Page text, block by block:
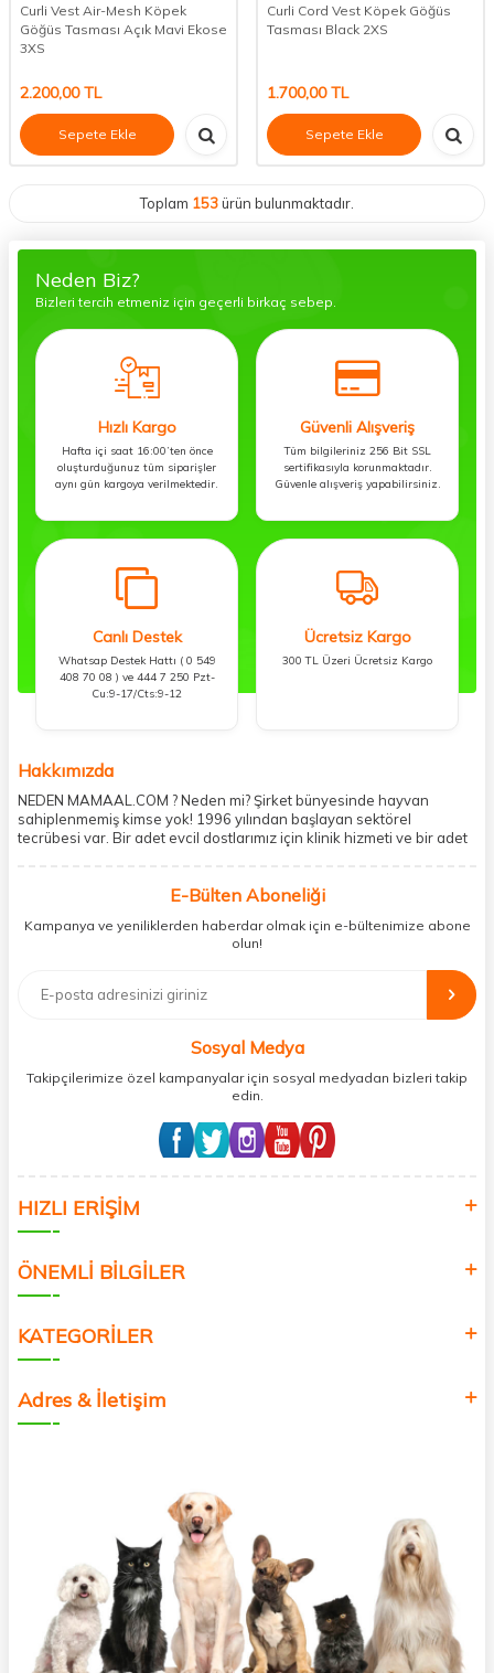
Curli Vest Air-Mesh Köpek
Göğüs Tasması Açık Mavi Ekose
3XS
2.200,00TL
Sepete Ekle
Curli Cord Vest Köpek Göğüs
Tasması Black 2XS
1.700,00TL
Sepete Ekle
Toplam 153ürün bulunmaktadır.
Neden Biz?
Bizleri tercih etmeniz için geçerli birkaç sebep.
Hızlı Kargo
Hafta içi saat 16:00’ten önce
oluşturduğunuz tüm siparişler
aynı gün kargoya verilmektedir.
Güvenli Alışveriş
Tüm bilgileriniz 256 Bit SSL
sertifikasıyla korunmaktadır.
Güvenle alışveriş yapabilirsiniz.
Canlı Destek
Whatsap Destek Hattı ( 0 549
408 70 08 ) ve 444 7 250 Pzt-
Cu:9-17/Cts:9-12
Ücretsiz Kargo
300 TL Üzeri Ücretsiz Kargo
Hakkımızda
NEDEN MAMAAL.COM ? Neden mi? Şirket bünyesinde hayvan
sahiplenmemiş kimse yok! 1996 yılından başlayan sektörel
tecrübesi var. Bir adet evcil dostlarımız için klinik hizmeti ve bir adet
mobil şubesi ile tüketicilerine en hızlı ve güvenilir teslimatı garanti
etmektedir. Havale-EFT ve kredi kartı gibi ödeme seçenekleri ile
müşterilerini ödeme hususunda imkan sağlamıştır. Sosyal
sorumluluğu kesinlikle es geçmeyerek, mamaal.com üzerinden satışı
yapılan her ürün için sokak hayvanlarına aylık ve düzenli olarak
bağış işlemi gerçekleştirmektedir.
E-Bülten Aboneliği
Kampanya ve yeniliklerden haberdar olmak için e-bültenimize abone
olun!
Sosyal Medya
Takipçilerimize özel kampanyalar için sosyal medyadan bizleri takip
edin.
HIZLI ERİŞİM
ÖNEMLİ BİLGİLER
KATEGORİLER
Adres & İletişim